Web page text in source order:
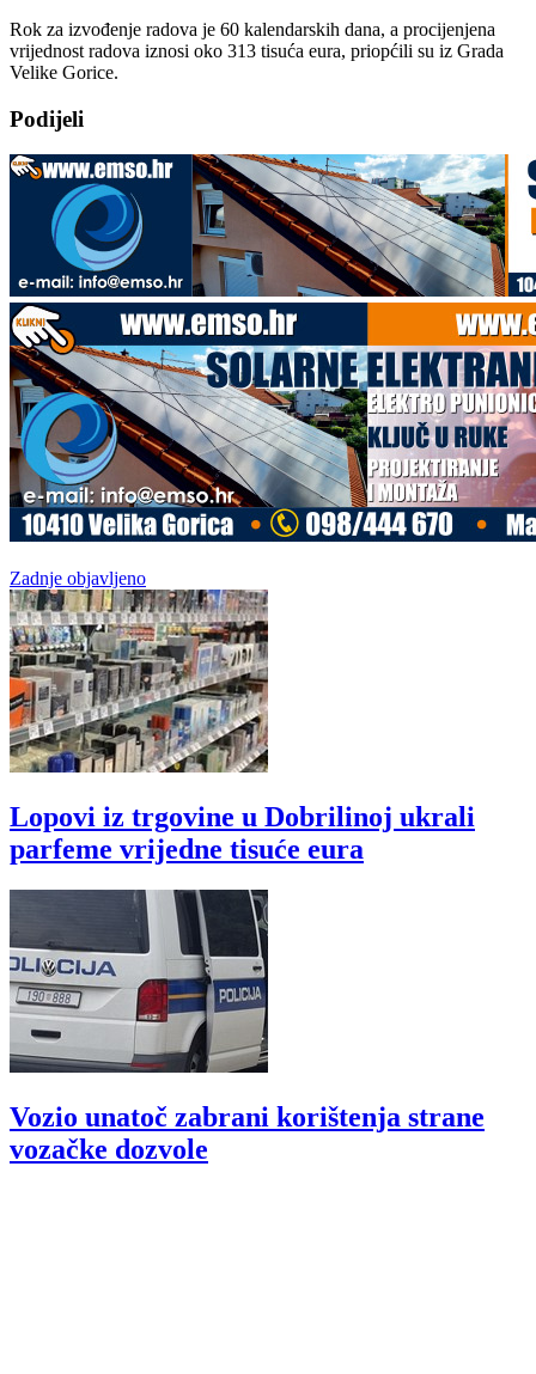
Rok za izvođenje radova je 60 kalendarskih dana, a procijenjena
vrijednost radova iznosi oko 313 tisuća eura, priopćili su iz Grada
Velike Gorice.
Podijeli
Zadnje objavljeno
Lopovi iz trgovine u Dobrilinoj ukrali
parfeme vrijedne tisuće eura
Vozio unatoč zabrani korištenja strane
vozačke dozvole